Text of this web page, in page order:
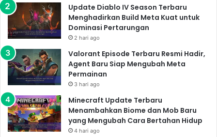
Update Diablo IV Season Terbaru
Menghadirkan Build Meta Kuat untuk
Dominasi Pertarungan
2 hari ago
Valorant Episode Terbaru Resmi Hadir,
Agent Baru Siap Mengubah Meta
Permainan
3 hari ago
Minecraft Update Terbaru
Menambahkan Biome dan Mob Baru
yang Mengubah Cara Bertahan Hidup
4 hari ago